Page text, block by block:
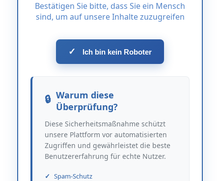
Bestätigen Sie bitte, dass Sie ein Mensch
sind, um auf unsere Inhalte zuzugreifen
✓ Ich bin kein Roboter
Warum diese
Überprüfung?
Diese Sicherheitsmaßnahme schützt
unsere Plattform vor automatisierten
Zugriffen und gewährleistet die beste
Benutzererfahrung für echte Nutzer.
Spam-Schutz